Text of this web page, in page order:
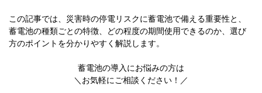
この記事では、災害時の停電リスクに蓄電池で備える重要性と、
蓄電池の種類ごとの特徴、どの程度の期間使用できるのか、選び
方のポイントを分かりやすく解説します。
蓄電池の導入にお悩みの方は
＼お気軽にご相談ください！／